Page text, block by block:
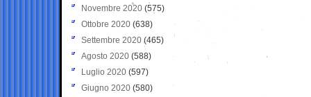
Novembre 2020 (575)
Ottobre 2020 (638)
Settembre 2020(465)
Agosto 2020 (588)
Luglio 2020 (597)
Giugno 2020 (580)